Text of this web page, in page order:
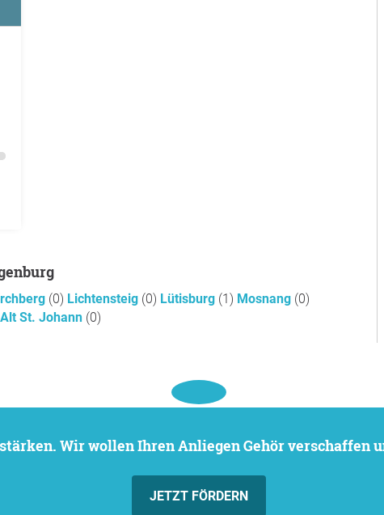
(0) Lichtensteig (0) Lütisburg (1) Mosnang (0)
St. Johann (0)
Wir wollen Ihren Anliegen Gehör verschaffen
JETZT FÖRDERN